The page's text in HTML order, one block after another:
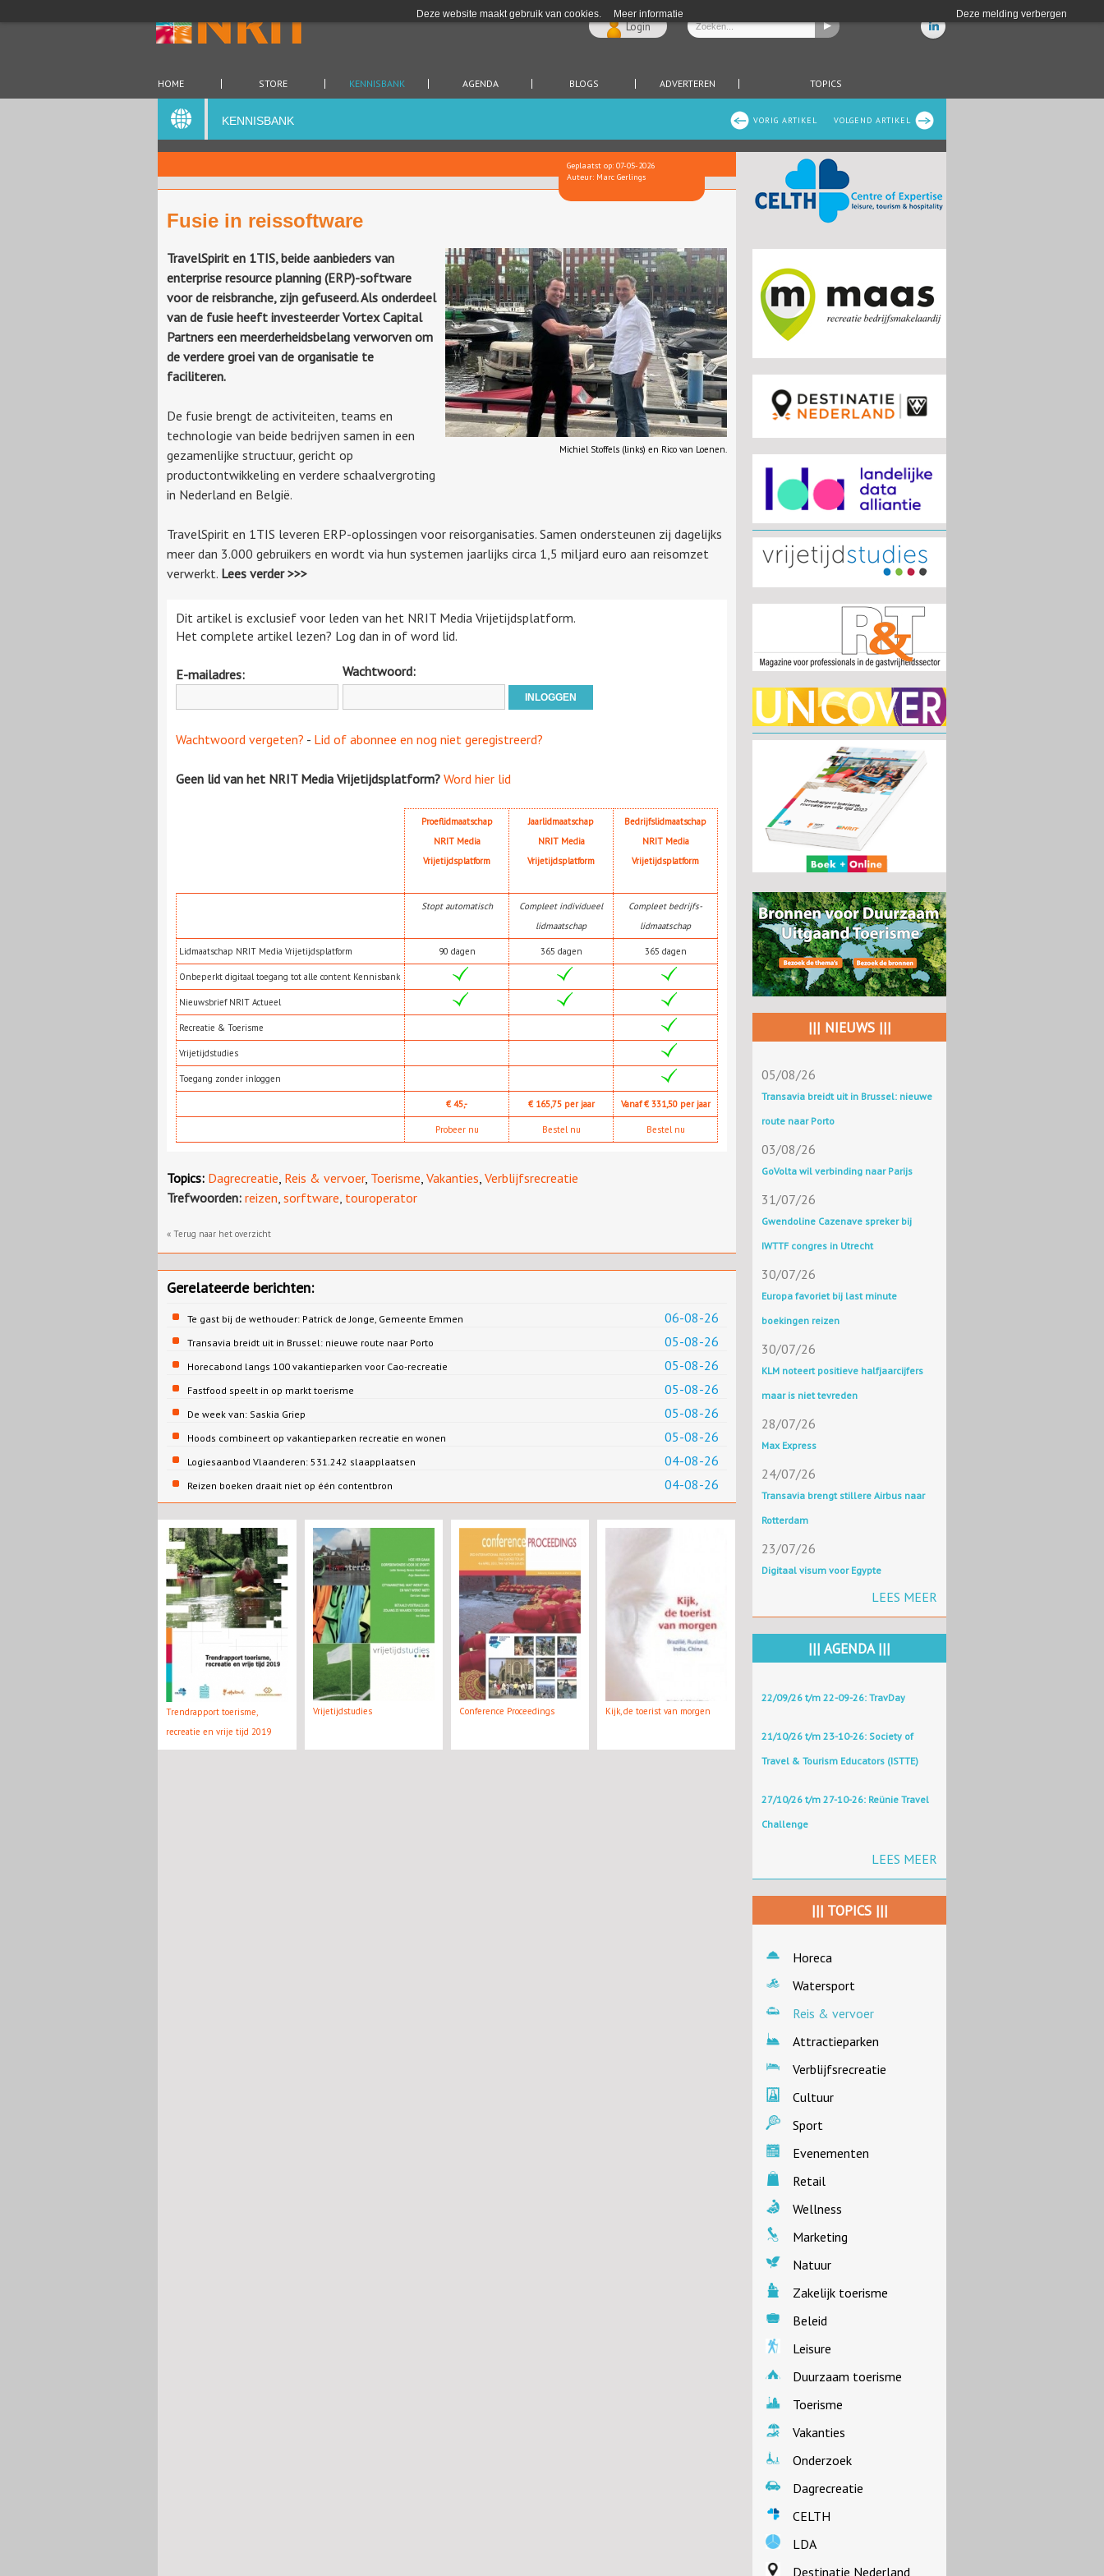
Deze website maakt gebruik van cookies. Meer informatie Deze melding verbergen
Login
HOME STORE KENNISBANK AGENDA BLOGS ADVERTEREN TOPICS
VOLGEND ARTIKEL
VORIG ARTIKEL
KENNISBANK
Geplaatst op: 07-05-2026
Auteur: Marc Gerlings
Fusie in reissoftware
Michiel Stoffels (links) en Rico van Loenen.
TravelSpirit en 1TIS, beide aanbieders van
enterprise resource planning (ERP)-software
voor de reisbranche, zijn gefuseerd. Als onderdeel
van de fusie heeft investeerder Vortex Capital
Partners een meerderheidsbelang verworven om
de verdere groei van de organisatie te
faciliteren.
De fusie brengt de activiteiten, teams en
technologie van beide bedrijven samen in een
gezamenlijke structuur, gericht op
productontwikkeling en verdere schaalvergroting
in Nederland en België.
TravelSpirit en 1TIS leveren ERP-oplossingen voor reisorganisaties. Samen ondersteunen zij dagelijks
meer dan 3.000 gebruikers en wordt via hun systemen jaarlijks circa 1,5 miljard euro aan reisomzet
verwerkt. Lees verder >>>
Dit artikel is exclusief voor leden van het NRIT Media Vrijetijdsplatform.
Het complete artikel lezen? Log dan in of word lid.
E-mailadres: Wachtwoord:
Wachtwoord vergeten? - Lid of abonnee en nog niet geregistreerd?
Geen lid van het NRIT Media Vrijetijdsplatform? Word hier lid
Proeflidmaatschap
NRIT Media
Vrijetijdsplatform
Jaarlidmaatschap
NRIT Media
Vrijetijdsplatform
Bedrijfslidmaatschap
NRIT Media
Vrijetijdsplatform
Stopt automatisch
Compleet individueel
lidmaatschap
Compleet bedrijfs-
lidmaatschap
Lidmaatschap NRIT Media Vrijetijdsplatform 90 dagen 365 dagen 365 dagen
Onbeperkt digitaal toegang tot alle content Kennisbank
Nieuwsbrief NRIT Actueel
Recreatie & Toerisme
Vrijetijdstudies
Toegang zonder inloggen
€ 45,- € 165,75 per jaar Vanaf € 331,50 per jaar
Probeer nu Bestel nu Bestel nu
Topics: Dagrecreatie Reis & vervoer, Toerisme Vakanties Verblijfsrecreatie
Trefwoorden: reizen sorftware touroperator
« Terug naar het overzicht
Gerelateerde berichten:
06-08-26
Te gast bij de wethouder: Patrick de Jonge, Gemeente Emmen
05-08-26
Transavia breidt uit in Brussel: nieuwe route naar Porto
05-08-26
Horecabond langs 100 vakantieparken voor Cao-recreatie
05-08-26
Fastfood speelt in op markt toerisme
05-08-26
De week van: Saskia Griep
05-08-26
Hoods combineert op vakantieparken recreatie en wonen
04-08-26
Logiesaanbod Vlaanderen: 531.242 slaapplaatsen
04-08-26
Reizen boeken draait niet op één contentbron
Trendrapport toerisme,
recreatie en vrije tijd 2019
Vrijetijdstudies Conference Proceedings Kijk, de toerist van morgen
||| NIEUWS |||
05/08/26
Transavia breidt uit in Brussel: nieuwe
route naar Porto
03/08/26
GoVolta wil verbinding naar Parijs
31/07/26
Gwendoline Cazenave spreker bij
IWTTF congres in Utrecht
30/07/26
Europa favoriet bij last minute
boekingen reizen
30/07/26
KLM noteert positieve halfjaarcijfers
maar is niet tevreden
28/07/26
Max Express
24/07/26
Transavia brengt stillere Airbus naar
Rotterdam
23/07/26
Digitaal visum voor Egypte
LEES MEER
||| AGENDA |||
22/09/26 t/m 22-09-26: TravDay
21/10/26 t/m 23-10-26: Society of
Travel & Tourism Educators (ISTTE)
27/10/26 t/m 27-10-26: Reünie Travel
Challenge
LEES MEER
||| TOPICS |||
Horeca
Watersport
Reis & vervoer
Attractieparken
Verblijfsrecreatie
Cultuur
Sport
Evenementen
Retail
Wellness
Marketing
Natuur
Zakelijk toerisme
Beleid
Leisure
Duurzaam toerisme
Toerisme
Vakanties
Onderzoek
Dagrecreatie
CELTH
LDA
Destinatie Nederland